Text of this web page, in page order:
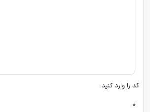
کد را وارد کنید:
*